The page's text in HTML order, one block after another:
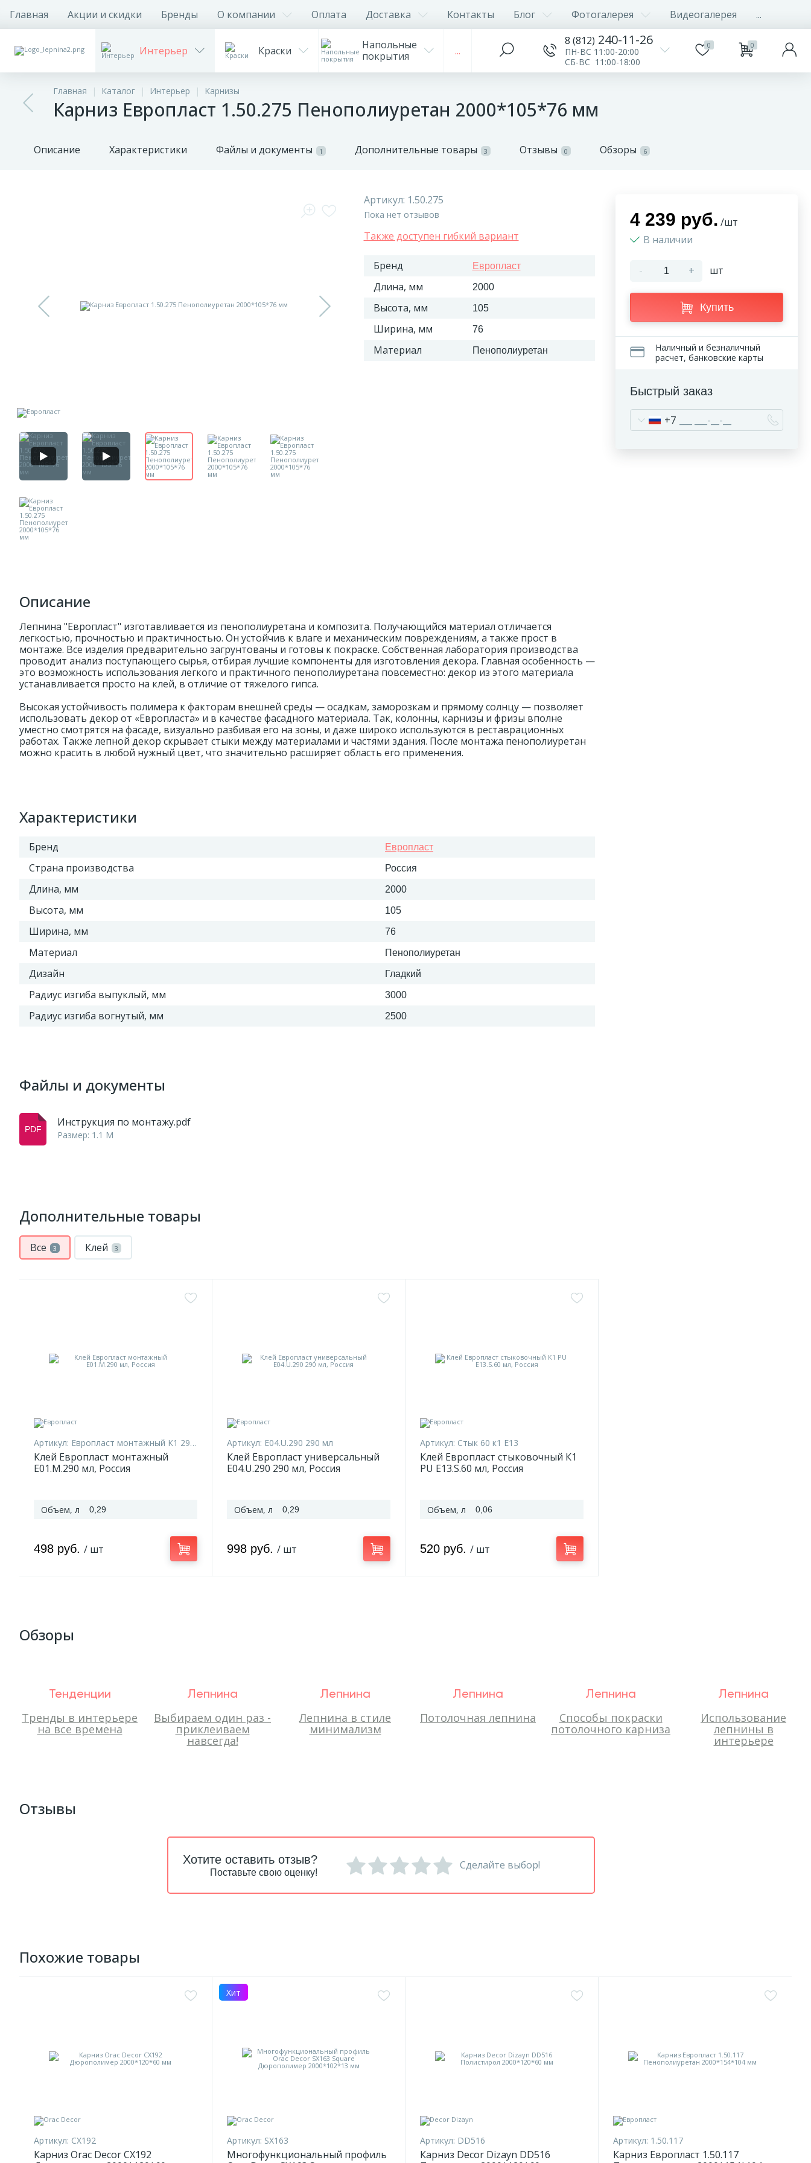
Главная Акции и скидки Бренды О компании Оплата Доставка Контакты Блог Фотогалерея Видеогалерея ...
Интерьер Краски
Напольные
покрытия
...
8 (812) 240-11-26
ПН-ВС 11:00-20:00
СБ-ВС 11:00-18:00
0 0
Главная Каталог Интерьер Карнизы
Карниз Европласт 1.50.275 Пенополиуретан 2000*105*76 мм
Описание Характеристики Файлы и документы 1 Дополнительные товары 3 Отзывы 0 Обзоры 6
Артикул: 1.50.275
Пока нет отзывов
Также доступен гибкий вариант
Бренд Европласт
Длина, мм 2000
Высота, мм 105
Ширина, мм 76
Материал Пенополиуретан
Описание
Лепнина "Европласт" изготавливается из пенополиуретана и композита. Получающийся материал отличается
легкостью, прочностью и практичностью. Он устойчив к влаге и механическим повреждениям, а также прост в
монтаже. Все изделия предварительно загрунтованы и готовы к покраске. Собственная лаборатория производства
проводит анализ поступающего сырья, отбирая лучшие компоненты для изготовления декора. Главная особенность —
это возможность использования легкого и практичного пенополиуретана повсеместно: декор из этого материала
устанавливается просто на клей, в отличие от тяжелого гипса.
Высокая устойчивость полимера к факторам внешней среды — осадкам, заморозкам и прямому солнцу — позволяет
использовать декор от «Европласта» и в качестве фасадного материала. Так, колонны, карнизы и фризы вполне
уместно смотрятся на фасаде, визуально разбивая его на зоны, и даже широко используются в реставрационных
работах. Также лепной декор скрывает стыки между материалами и частями здания. После монтажа пенополиуретан
можно красить в любой нужный цвет, что значительно расширяет область его применения.
Характеристики
Бренд Европласт
Страна производства Россия
Длина, мм 2000
Высота, мм 105
Ширина, мм 76
Материал Пенополиуретан
Дизайн Гладкий
Радиус изгиба выпуклый, мм 3000
Радиус изгиба вогнутый, мм 2500
Файлы и документы
Инструкция по монтажу.pdf
Размер: 1.1 M
4 239 руб. /шт
В наличии
- + шт
Купить
Наличный и безналичный
расчет, банковские карты
Быстрый заказ
+7
Дополнительные товары
Все 3 Клей 3
Артикул: Европласт монтажный К1 290 мл
Клей Европласт монтажный
E01.M.290 мл, Россия
Объем, л 0,29
498 руб. / шт
Артикул: E04.U.290 290 мл
Клей Европласт универсальный
E04.U.290 290 мл, Россия
Объем, л 0,29
998 руб. / шт
Артикул: Стык 60 к1 E13
Клей Европласт стыковочный К1
PU E13.S.60 мл, Россия
Объем, л 0,06
520 руб. / шт
Обзоры
Тенденции
Тренды в интерьере
на все времена
Лепнина
Выбираем один раз -
приклеиваем
навсегда!
Лепнина
Лепнина в стиле
минимализм
Лепнина
Потолочная лепнина
Лепнина
Способы покраски
потолочного карниза
Лепнина
Использование
лепнины в
интерьере
Отзывы
Хотите оставить отзыв?
Поставьте свою оценку!
Сделайте выбор!
Похожие товары
Артикул: CX192
Карниз Orac Decor CX192
Хит
Артикул: SX163
Многофункциональный профиль
Артикул: DD516
Карниз Decor Dizayn DD516
Артикул: 1.50.117
Карниз Европласт 1.50.117